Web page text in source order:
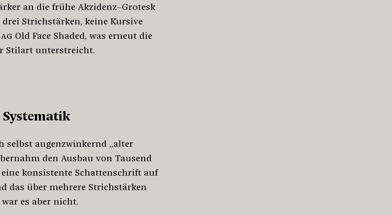
an die frühe Akzidenz-Grotesk
Strichstärken, keine Kursive
AG Old Face Shaded, was erneut die
Stilart unterstreicht.
selbst augenzwinkernd „alter
den Ausbau von Tausend
eine konsistente Schattenschrift auf
das über mehrere Strichstärken
es aber nicht.